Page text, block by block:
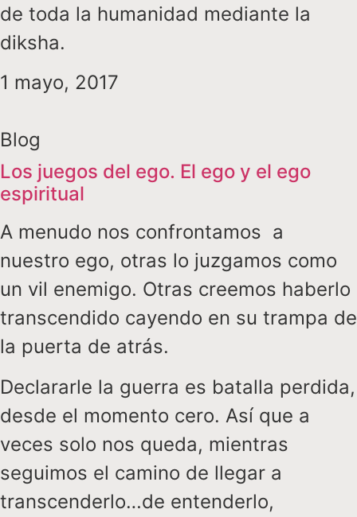
de toda la humanidad mediante la
diksha.
1 mayo, 2017
Blog
Los juegos del ego. El ego y el ego
espiritual
A menudo nos confrontamos a
nuestro ego, otras lo juzgamos como
un vil enemigo. Otras creemos haberlo
transcendido cayendo en su trampa de
la puerta de atrás.
Declararle la guerra es batalla perdida,
desde el momento cero. Así que a
veces solo nos queda, mientras
seguimos el camino de llegar a
transcenderlo…de entenderlo,